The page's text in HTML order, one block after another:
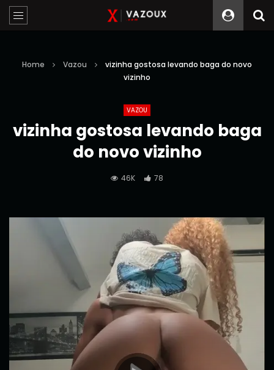
Home Vazou
vizinha gostosa levando baga do novo
vizinho
VAZOU
vizinha gostosa levando baga
do novo vizinho
46K 78
Reprodutor
de
vídeo